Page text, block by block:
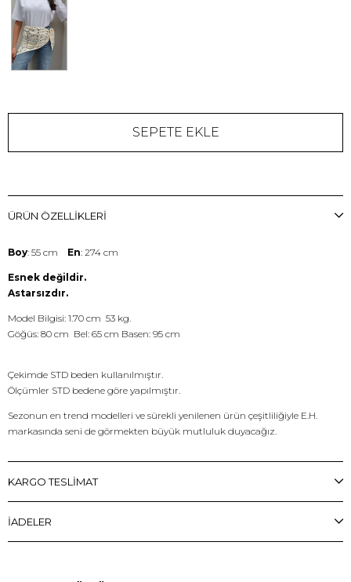
ÜRÜN ÖZELLIKLERI
Boy: 55 cm En: 274 cm
Esnek değildir.
Astarsızdır.
Model Bilgisi: 1.70 cm 53 kg.
Göğüs: 80 cm Bel: 65 cm Basen: 95 cm
Çekimde STD beden kullanılmıştır.
Ölçümler STD bedene göre yapılmıştır.
Sezonun en trend modelleri ve sürekli yenilenen ürün çeşitliliğiyle E.H.
markasında seni de görmekten büyük mutluluk duyacağız.
KARGO TESLİMAT
İADELER